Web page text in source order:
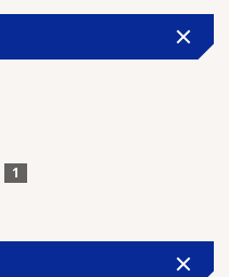
1